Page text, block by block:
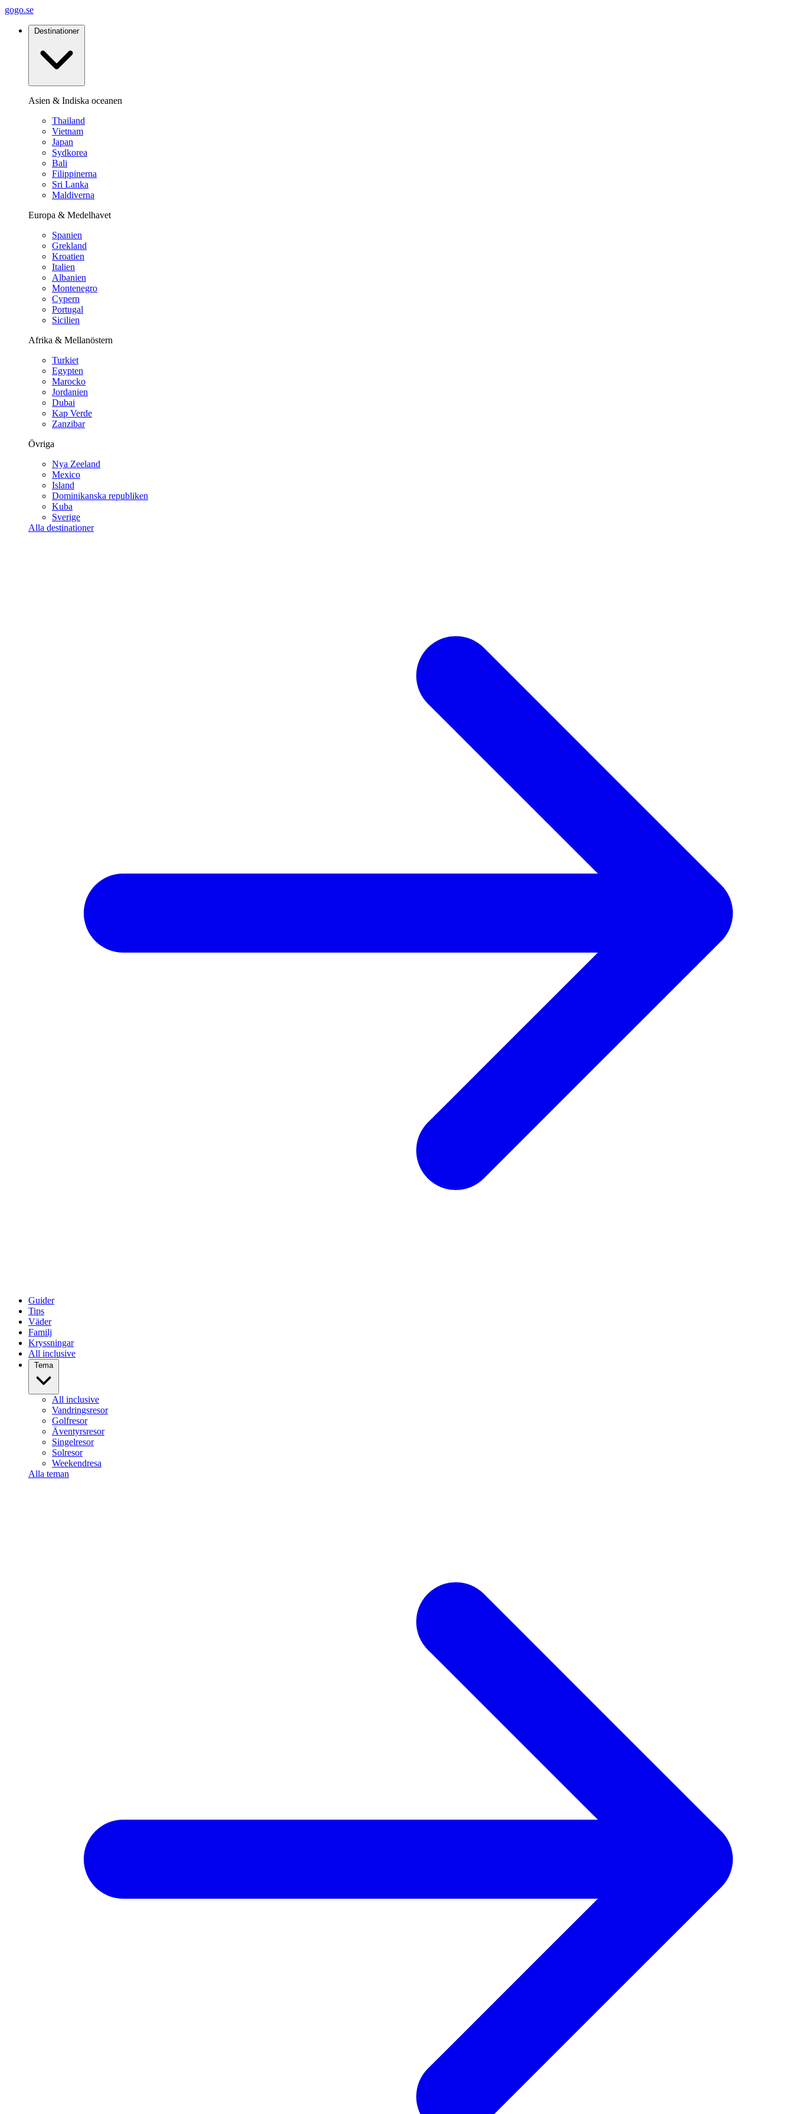
gogo.se
Destinationer
Asien & Indiska oceanen
Thailand
Vietnam
Japan
Sydkorea
Bali
Filippinerna
Sri Lanka
Maldiverna
Europa & Medelhavet
Spanien
Grekland
Kroatien
Italien
Albanien
Montenegro
Cypern
Portugal
Sicilien
Afrika & Mellanöstern
Turkiet
Egypten
Marocko
Jordanien
Dubai
Kap Verde
Zanzibar
Övriga
Nya Zeeland
Mexico
Island
Dominikanska republiken
Kuba
Sverige
Alla destinationer
Guider
Tips
Väder
Familj
Kryssningar
All inclusive
Tema
All inclusive
Vandringsresor
Golfresor
Äventyrsresor
Singelresor
Solresor
Weekendresa
Alla teman